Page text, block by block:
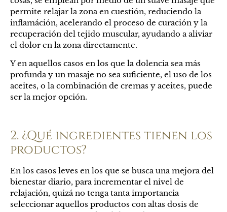
permite relajar la zona en cuestión, reduciendo la
inflamáción, acelerando el proceso de curación y la
recuperación del tejido muscular, ayudando a aliviar
el dolor en la zona directamente.
Y en aquellos casos en los que la dolencia sea más
profunda y un masaje no sea suficiente, el uso de los
aceites, o la combinación de cremas y aceites, puede
ser la mejor opción.
2. ¿Qué ingredientes tienen los
productos?
En los casos leves en los que se busca una mejora del
bienestar diario, para incrementar el nivel de
relajación, quizá no tenga tanta importancia
seleccionar aquellos productos con altas dosis de